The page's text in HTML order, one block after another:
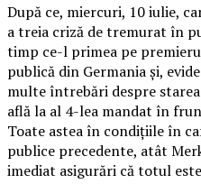
După ce, miercuri, 10 iulie,
a treia criză de tremurat în
timp ce-l primea pe
publică din Germania şi,
multe întrebări despre
află la al 4-lea mandat în
Toate astea în condiţiile în
publice precedente, atât
imediat asigurări că totul